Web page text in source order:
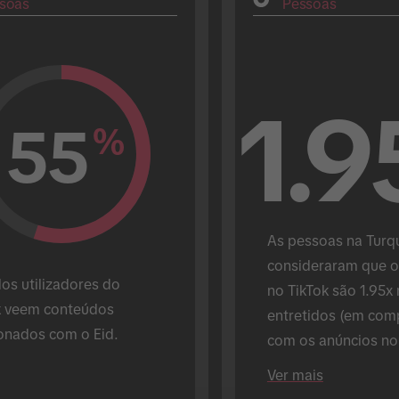
55%
utilizadores do
veem conteúdos
com o Eid.
Pessoas
As pessoas na
consideraram que
no TikTok são 1.95x
entretidos (em
com os anúncios
Ver mais